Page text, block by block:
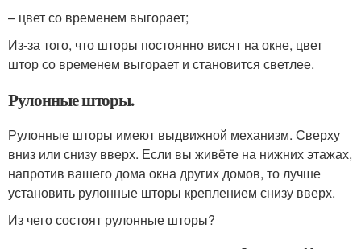
– цвет со временем выгорает;
Из-за того, что шторы постоянно висят на окне, цвет
штор со временем выгорает и становится светлее.
Рулонные шторы.
Рулонные шторы имеют выдвижной механизм. Сверху
вниз или снизу вверх. Если вы живёте на нижних этажах,
напротив вашего дома окна других домов, то лучше
установить рулонные шторы креплением снизу вверх.
Из чего состоят рулонные шторы?